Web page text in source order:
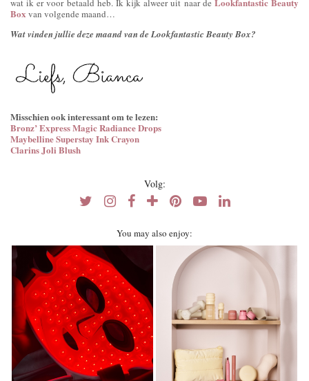
Box van volgende maand…
Wat vinden jullie deze maand van de Lookfantastic Beauty Box?
Misschien ook interessant om te lezen:
Bronz’ Express Magic Radiance Drops
Maybelline Superstay Ink Crayon
Clarins Joli Blush
Volg:
You may also enjoy: